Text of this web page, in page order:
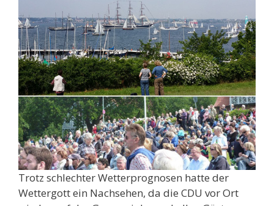
Trotz schlechter Wetterprognosen hatte der
Wettergott ein Nachsehen, da die CDU vor Ort